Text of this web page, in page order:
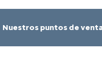
Nuestros puntos de